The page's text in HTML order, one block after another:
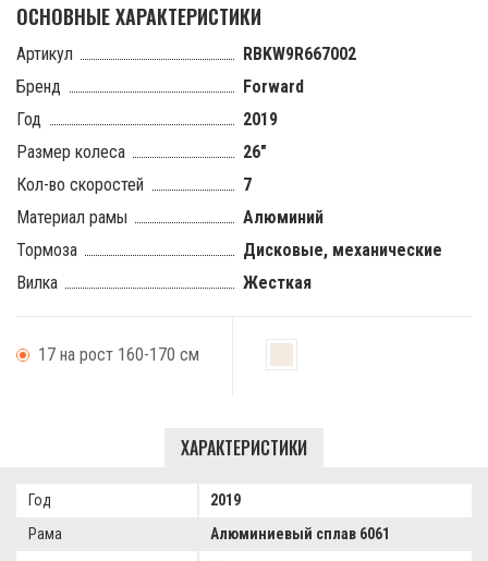
ОСНОВНЫЕ ХАРАКТЕРИСТИКИ
Артикул
RBKW9R667002
Бренд
Forward
Год
2019
Размер колеса
26"
Кол-во скоростей
7
Материал рамы
Алюминий
Тормоза
Дисковые, механические
Вилка
Жесткая
17 на рост 160-170 см
26
Бежевый
ХАРАКТЕРИСТИКИ
Год
2019
Рама
Алюминиевый сплав 6061